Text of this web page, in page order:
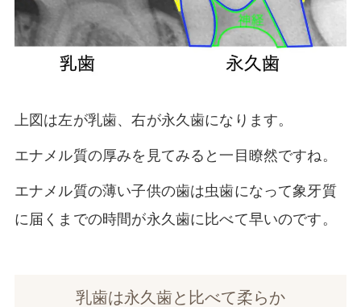
上図は左が乳歯、右が永久歯になります。
エナメル質の厚みを見てみると一目瞭然ですね。
エナメル質の薄い子供の歯は虫歯になって象牙質
に届くまでの時間が永久歯に比べて早いのです。
乳歯は永久歯と比べて柔らか